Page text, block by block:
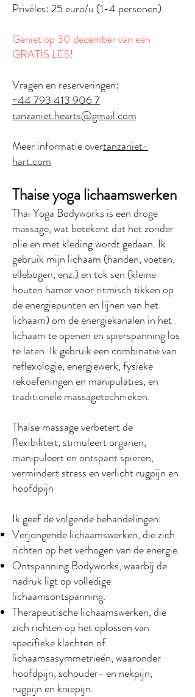
Privéles: 25euro/u (1-4 personen).
Geniet op 30 december van een
GRATIS LES!
Vragen en reserveringen:
+44 793 413 906 7
tanzaniet.hearts@gmail.com
Meer informatie overtanzaniet-
hart.com
Thaise yoga lichaamswerken
Thai Yoga Bodyworks is een droge
massage, wat betekent dat het zonder
olie en met kleding wordt gedaan. Ik
gebruik mijn lichaam (handen, voeten,
ellebogen, enz.) en tok sen (kleine
houten hamer voor ritmisch tikken op
de energiepunten en lijnen van het
lichaam) om de energiekanalen in het
lichaam te openen en spierspanning los
te laten. Ik gebruik een combinatie van
reflexologie, energiewerk, fysieke
rekoefeningen en manipulaties, en
traditionele massagetechnieken.
Thaise massage verbetert de
flexibiliteit, stimuleert organen,
manipuleert en ontspant spieren,
vermindert stress en verlicht rugpijn en
hoofdpijn
Ik geef de volgende behandelingen:
Verjongende lichaamswerken, die zich
richten op het verhogen van de energie.
Ontspanning Bodyworks, waarbij de
nadruk ligt op volledige
lichaamsontspanning.
Therapeutische lichaamswerken, die
zich richten op het oplossen van
specifieke klachten of
lichaamsasymmetrieën, waaronder
hoofdpijn, schouder- en nekpijn,
rugpijn en kniepijn.